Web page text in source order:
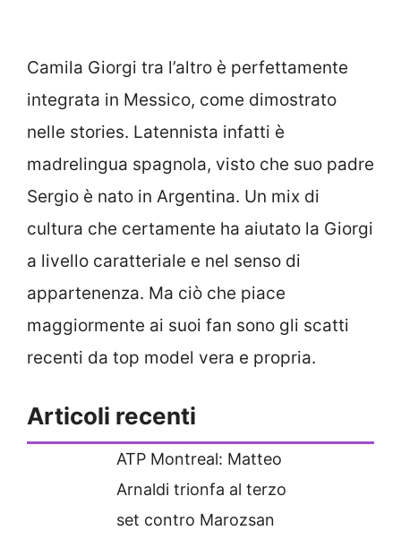
Camila Giorgi tra l’altro è perfettamente
integrata in Messico, come dimostrato
nelle stories. Latennista infatti è
madrelingua spagnola, visto che suo padre
Sergio è nato in Argentina. Un mix di
cultura che certamente ha aiutato la Giorgi
a livello caratteriale e nel senso di
appartenenza. Ma ciò che piace
maggiormente ai suoi fan sono gli scatti
recenti da top model vera e propria.
Articoli recenti
ATP Montreal: Matteo
Arnaldi trionfa al terzo
set contro Marozsan